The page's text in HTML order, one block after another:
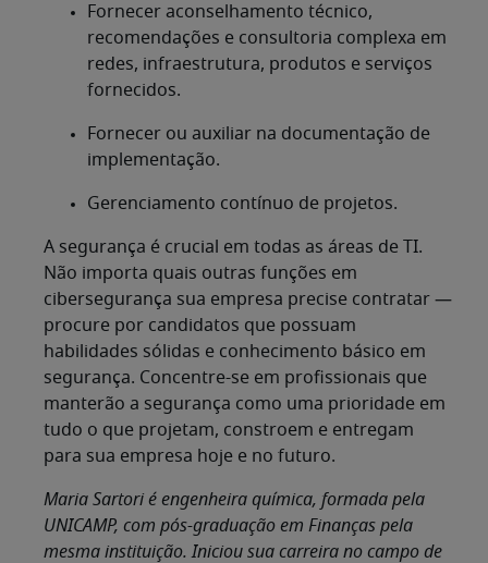
Fornecer aconselhamento técnico,
recomendações e consultoria complexa em
redes, infraestrutura, produtos e serviços
fornecidos.
Fornecer ou auxiliar na documentação de
implementação.
Gerenciamento contínuo de projetos.
A segurança é crucial em todas as áreas de TI.
Não importa quais outras funções em
cibersegurança sua empresa precise contratar —
procure por candidatos que possuam
habilidades sólidas e conhecimento básico em
segurança. Concentre-se em profissionais que
manterão a segurança como uma prioridade em
tudo o que projetam, constroem e entregam
para sua empresa hoje e no futuro.
Maria Sartori é engenheira química, formada pela
UNICAMP, com pós-graduação em Finanças pela
mesma instituição. Iniciou sua carreira no campo de